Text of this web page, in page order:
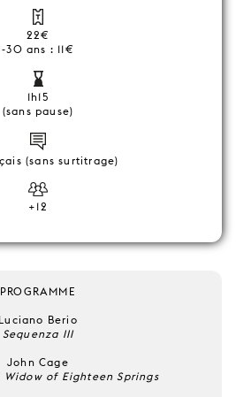
22€
-30 ans : 11€
1h15
(sans pause)
(sans surtitrage)
+12
PROGRAMME
Luciano Berio
Sequenza III
John Cage
Widow of Eighteen Springs